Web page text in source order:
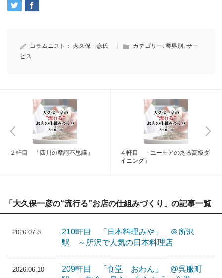
コラムニスト： 大久保一彦氏 カテゴリー: 業界別 , サー
ビス
２軒目 「四川の摩訶不思議」
４軒目 「ユーモアのある高級ダ
イニング」
「大久保一彦の“流行る”お店の仕組みづくり」の記事一覧
2026.07.8
210軒目 「日本料理みや」 ＠所沢
駅 ～所沢で人気の日本料理店
2026.06.10
209軒目 「食堂 おわん」 @呉服町